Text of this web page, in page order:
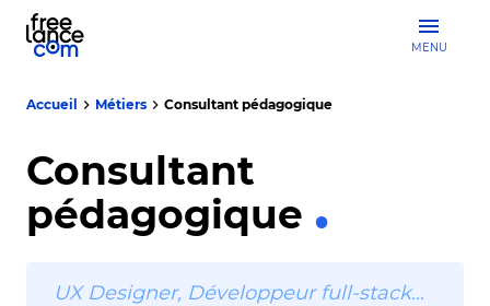
MENU
Accueil Métiers Consultant pédagogique
Consultant
pédagogique
UX Designer, Développeur full-stack…